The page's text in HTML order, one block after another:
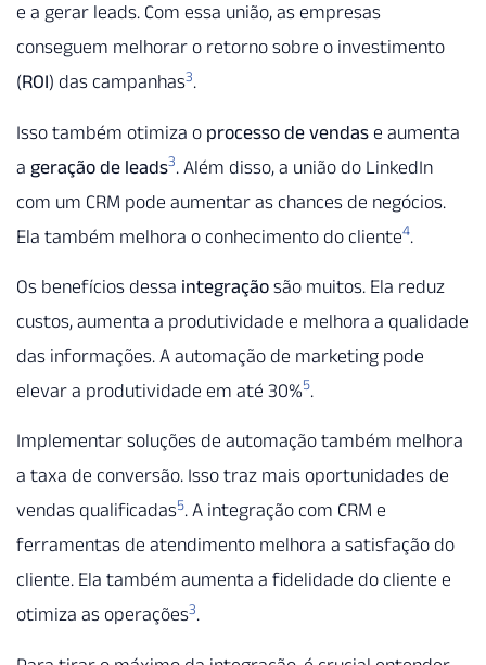
e a gerar leads. Com essa união, as empresas
conseguem melhorar o retorno sobre o investimento
(ROI) das campanhas3.
Isso também otimiza o processo de vendas e aumenta
a geração de leads3. Além disso, a união do LinkedIn
com um CRM pode aumentar as chances de negócios.
Ela também melhora o conhecimento do cliente4.
Os benefícios dessa integração são muitos. Ela reduz
custos, aumenta a produtividade e melhora a qualidade
das informações. A automação de marketing pode
elevar a produtividade em até 30%5.
Implementar soluções de automação também melhora
a taxa de conversão. Isso traz mais oportunidades de
vendas qualificadas5. A integração com CRM e
ferramentas de atendimento melhora a satisfação do
cliente. Ela também aumenta a fidelidade do cliente e
otimiza as operações3.